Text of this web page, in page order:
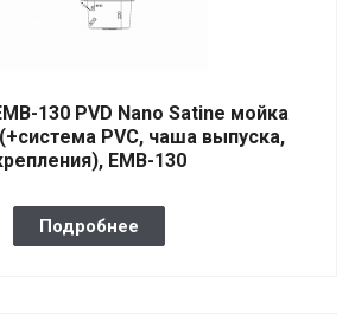
130 PVD Nano Satine мойка
PVC, чаша выпуска,
EMB-130
Подробнее